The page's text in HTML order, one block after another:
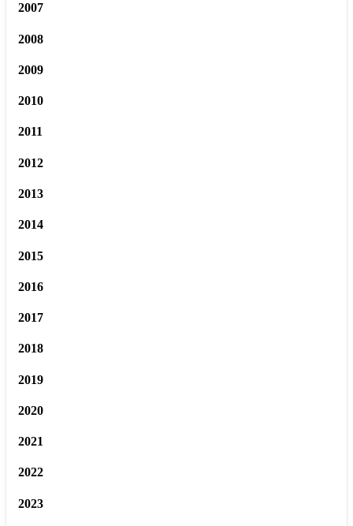
2007
2008
2009
2010
2011
2012
2013
2014
2015
2016
2017
2018
2019
2020
2021
2022
2023